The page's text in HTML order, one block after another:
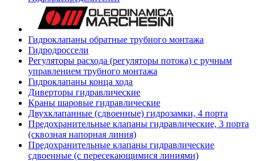
Гидроклапаны обратные трубного монтажа
Гидродроссели
Регуляторы расхода (регуляторы потока) с ручным
управлением трубного монтажа
Гидроклапаны конца хода
Диверторы гидравлические
Краны шаровые гидравлические
Двухклапанные (сдвоенные) гидрозамки, 4 порта
Предохранительные клапаны гидравлические, 3 порта
(сквозная напорная линия)
Предохранительные клапаны гидравлические
сдвоенные (с пересекающимися линиями)